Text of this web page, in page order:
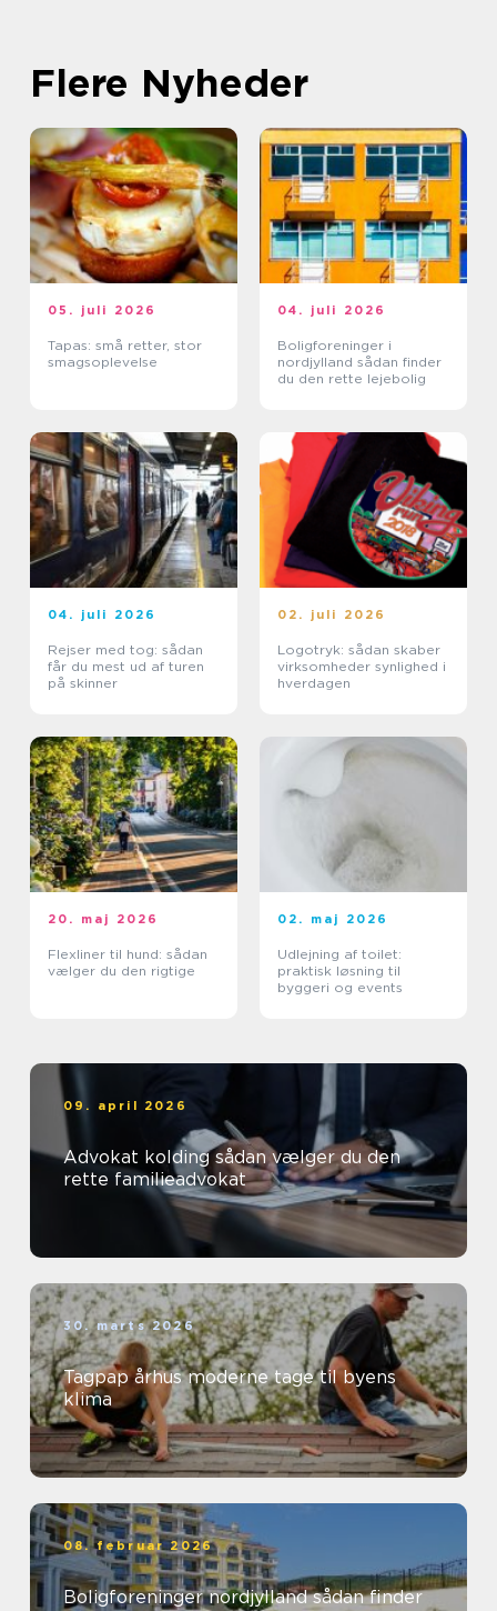
Flere Nyheder
05. juli 2026
Tapas: små retter, stor
smagsoplevelse
04. juli 2026
Boligforeninger i
nordjylland sådan finder
du den rette lejebolig
04. juli 2026
Rejser med tog: sådan
får du mest ud af turen
på skinner
02. juli 2026
Logotryk: sådan skaber
virksomheder synlighed i
hverdagen
20. maj 2026
Flexliner til hund: sådan
vælger du den rigtige
02. maj 2026
Udlejning af toilet:
praktisk løsning til
byggeri og events
09. april 2026
Advokat kolding sådan vælger du den
rette familieadvokat
30. marts 2026
Tagpap århus moderne tage til byens
klima
08. februar 2026
Boligforeninger nordjylland sådan finder